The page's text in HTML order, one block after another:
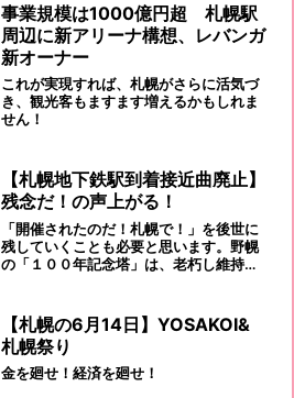
事業規模は1000億円超 札幌駅
周辺に新アリーナ構想、レバンガ
新オーナー
これが実現すれば、札幌がさらに活気づ
き、観光客もますます増えるかもしれま
せん！
【札幌地下鉄駅到着接近曲廃止】
残念だ！の声上がる！
「開催されたのだ！札幌で！」を後世に
残していくことも必要と思います。野幌
の「１００年記念塔」は、老朽し維持管
【札幌の6月14日】YOSAKOI&
札幌祭り
金を廻せ！経済を廻せ！